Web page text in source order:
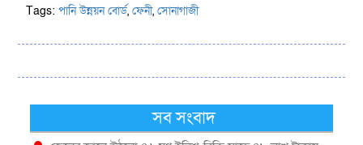
Tags:পানি উন্নয়ন বোর্ড,ফেনী,সোনাগাজী
সব সংবাদ